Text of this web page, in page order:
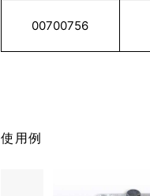
00700756
使用例